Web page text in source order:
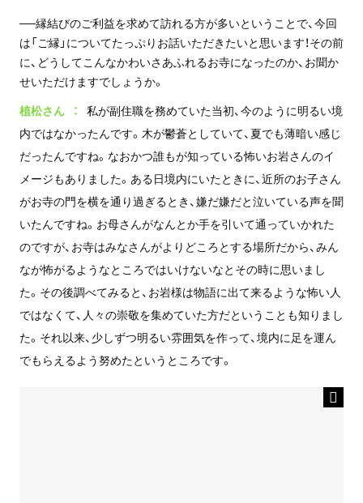
──縁結びのご利益を求めて訪れる方が多いということで、今回
は「ご縁」についてたっぷりお話いただきたいと思います！その前
に、どうしてこんなかわいさあふれるお寺になったのか、お聞か
せいただけますでしょうか。
植松さん
私が副住職を務めていた当初、今のように明るい境
内ではなかったんです。木が鬱蒼としていて、夏でも薄暗い感じ
だったんですね。なおかつ誰もが知っている怖いお岩さんのイ
メージもありました。ある日境内にいたときに、近所のお子さん
がお寺の門を横を通り過ぎるとき、嫌だ嫌だと泣いている声を聞
いたんですね。お母さんがなんとか手を引いて通っていかれた
のですが、お寺はみなさんがよりどころとする場所だから、みん
なが怖がるようなところではいけないなとその時に思いまし
た。その後調べてみると、お岩様は物語に出て来るような怖い人
ではなくて、人々の崇敬を集めていた方だということも知りまし
た。それ以来、少しずつ明るい雰囲気を作って、境内に足を運ん
でもらえるよう努めたというところです。